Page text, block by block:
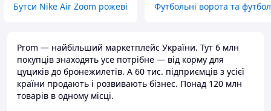
Бутси Nike Air Zoom рожеві Футбольні ворота та
Prom — найбільший маркетплейс України. Тут 6 млн
покупців знаходять усе потрібне — від корму для
цуциків до бронежилетів. А 60 тис. підприємців з усієї
країни продають і розвивають бізнес. Понад 120 млн
товарів в одному місці.